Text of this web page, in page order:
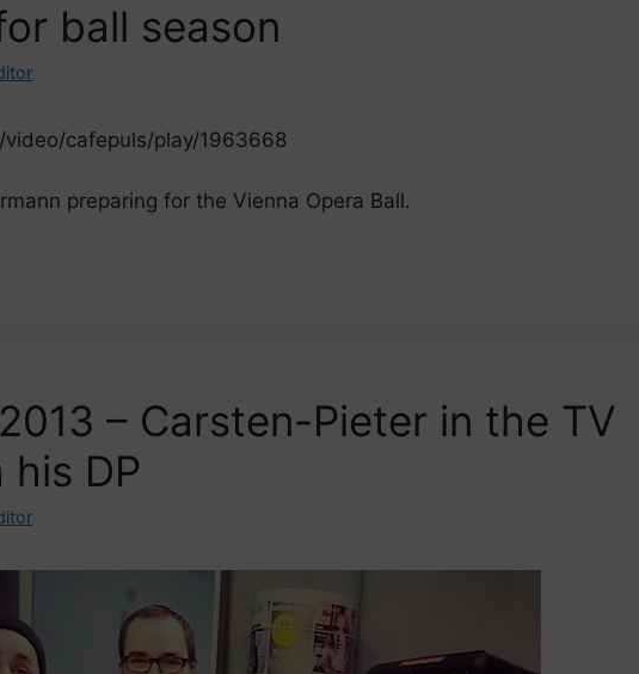
ball season
cafepuls/play/1963668
preparing for the Vienna Opera Ball.
– Carsten-Pieter in the TV
DP